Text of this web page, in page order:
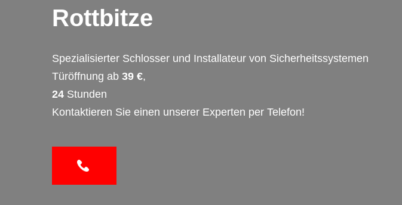
Rottbitze
Spezialisierter Schlosser und Installateur von Sicherheitssystemen
Türöffnung ab 39 €,
24 Stunden
Kontaktieren Sie einen unserer Experten per Telefon!